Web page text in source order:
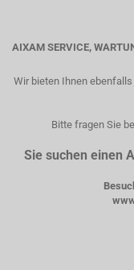
AIXAM SERVICE,
Wir bieten Ihnen
Bitte fragen Sie
Sie suchen einen